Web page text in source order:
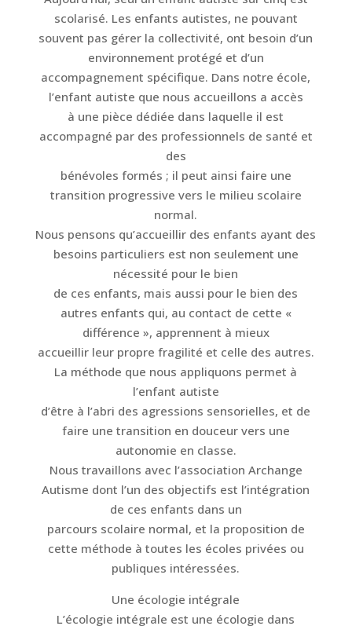
scolarisé. Les enfants autistes, ne pouvant
souvent pas gérer la collectivité, ont besoin d’un
environnement protégé et d’un
accompagnement spécifique. Dans notre école,
l’enfant autiste que nous accueillons a accès
à une pièce dédiée dans laquelle il est
accompagné par des professionnels de santé et
des
bénévoles formés ; il peut ainsi faire une
transition progressive vers le milieu scolaire
normal.
Nous pensons qu’accueillir des enfants ayant des
besoins particuliers est non seulement une
nécessité pour le bien
de ces enfants, mais aussi pour le bien des
autres enfants qui, au contact de cette «
différence », apprennent à mieux
accueillir leur propre fragilité et celle des autres.
La méthode que nous appliquons permet à
l’enfant autiste
d’être à l’abri des agressions sensorielles, et de
faire une transition en douceur vers une
autonomie en classe.
Nous travaillons avec l’association Archange
Autisme dont l’un des objectifs est l’intégration
de ces enfants dans un
parcours scolaire normal, et la proposition de
cette méthode à toutes les écoles privées ou
publiques intéressées.
Une écologie intégrale
L’écologie intégrale est une écologie dans